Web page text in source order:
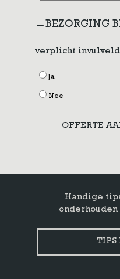
BEZORGING
verplicht invulveld
Ja
Nee
OFFERTE
Handige
onderhouden
TIPS